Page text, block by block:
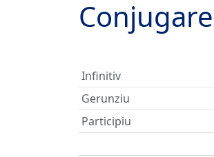
Infinitiv
Gerunziu
Participiu